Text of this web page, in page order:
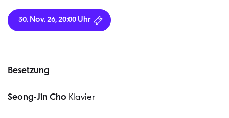
30. Nov. 26, 20:00 Uhr
Besetzung
Seong-Jin Cho Klavier